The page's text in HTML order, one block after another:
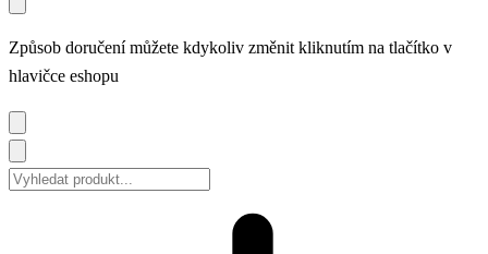
Způsob doručení můžete kdykoliv změnit kliknutím na tlačítko v
hlavičce eshopu